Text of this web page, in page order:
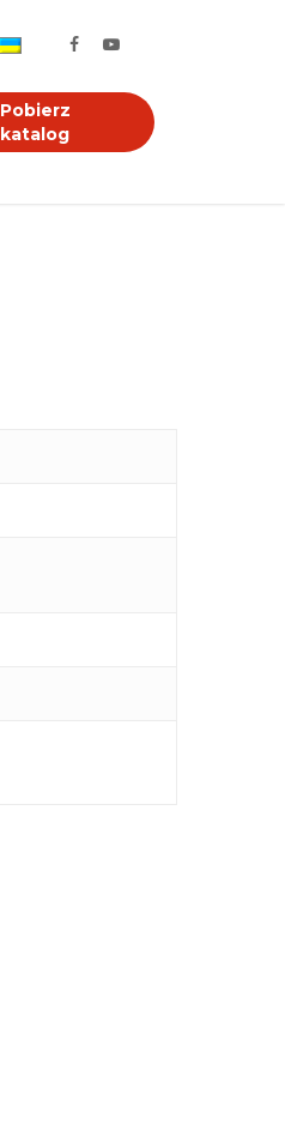
Pobierz
katalog